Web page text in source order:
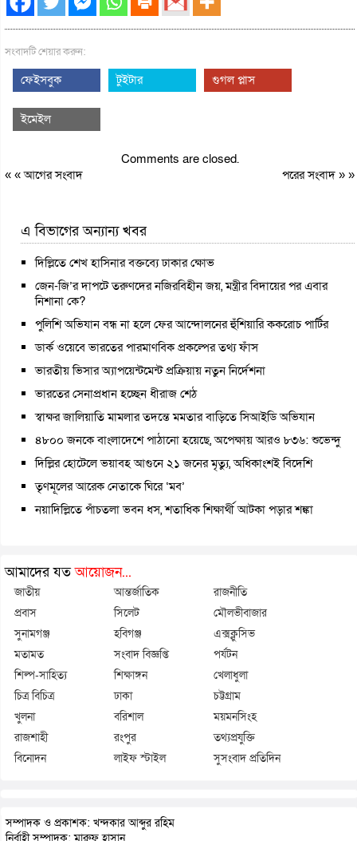
সংবাদটি শেয়ার করুন:
ফেইসবুক টুইটার গুগল প্লাস
ইমেইল
Comments are closed.
« «আগের সংবাদ পরের সংবাদ» »
এ বিভাগের অন্যান্য খবর
দিল্লিতে শেখ হাসিনার বক্তব্যে ঢাকার ক্ষোভ
জেন-জি’র দাপটে তরুণদের নজিরবিহীন জয়, মন্ত্রীর বিদায়ের পর এবার
নিশানা কে?
পুলিশি অভিযান বন্ধ না হলে ফের আন্দোলনের হুঁশিয়ারি ককরোচ পার্টির
ডার্ক ওয়েবে ভারতের পারমাণবিক প্রকল্পের তথ্য ফাঁস
ভারতীয় ভিসার অ্যাপয়েন্টমেন্ট প্রক্রিয়ায় নতুন নির্দেশনা
ভারতের সেনাপ্রধান হচ্ছেন ধীরাজ শেঠ
স্বাক্ষর জালিয়াতি মামলার তদন্তে মমতার বাড়িতে সিআইডি অভিযান
৪৮০০ জনকে বাংলাদেশে পাঠানো হয়েছে, অপেক্ষায় আরও ৮৩৬: শুভেন্দু
দিল্লির হোটেলে ভয়াবহ আগুনে ২১ জনের মৃত্যু, অধিকাংশই বিদেশি
তৃণমূলের আরেক নেতাকে ঘিরে ‘মব’
নয়াদিল্লিতে পাঁচতলা ভবন ধস, শতাধিক শিক্ষার্থী আটকা পড়ার শঙ্কা
আমাদের যতআয়োজন...
জাতীয় আন্তর্জাতিক
রাজনীতি
প্রবাস
সিলেট
মৌলভীবাজার
সুনামগঞ্জ
হবিগঞ্জ
এক্সক্লুসিভ
মতামত
সংবাদ বিজ্ঞপ্তি
পর্যটন
শিল্প-সাহিত্য
শিক্ষাঙ্গন
খেলাধুলা
চিত্র বিচিত্র
ঢাকা
চট্টগ্রাম
খুলনা
বরিশাল
ময়মনসিংহ
রাজশাহী
রংপুর
তথ্যপ্রযুক্তি
বিনোদন
লাইফ স্টাইল সুসংবাদ প্রতিদিন
সম্পাদক ও প্রকাশক: খন্দকার আব্দুর রহিম